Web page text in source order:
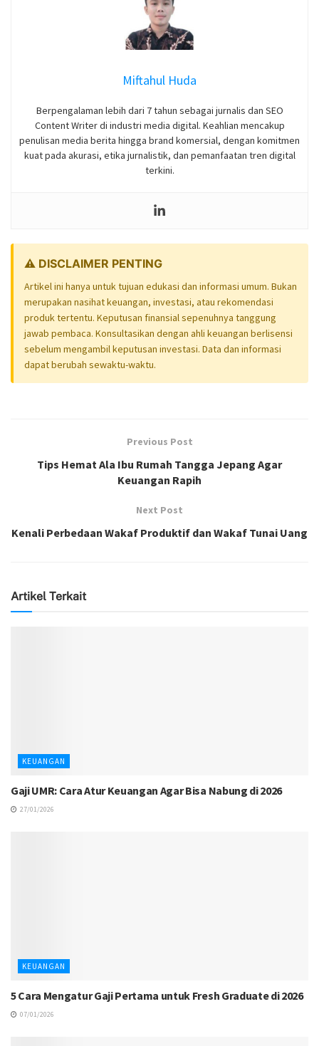
Miftahul Huda
Berpengalaman lebih dari 7 tahun sebagai jurnalis dan SEO
Content Writer di industri media digital. Keahlian mencakup
penulisan media berita hingga brand komersial, dengan komitmen
kuat pada akurasi, etika jurnalistik, dan pemanfaatan tren digital
terkini.
⚠️ DISCLAIMER PENTING
Artikel ini hanya untuk tujuan edukasi dan informasi umum. Bukan
merupakan nasihat keuangan, investasi, atau rekomendasi
produk tertentu. Keputusan finansial sepenuhnya tanggung
jawab pembaca. Konsultasikan dengan ahli keuangan berlisensi
sebelum mengambil keputusan investasi. Data dan informasi
dapat berubah sewaktu-waktu.
Previous Post
Tips Hemat Ala Ibu Rumah Tangga Jepang Agar
Keuangan Rapih
Next Post
Kenali Perbedaan Wakaf Produktif dan Wakaf Tunai Uang
Artikel Terkait
KEUANGAN
Gaji UMR: Cara Atur Keuangan Agar Bisa Nabung di 2026
27/01/2026
KEUANGAN
5 Cara Mengatur Gaji Pertama untuk Fresh Graduate di 2026
07/01/2026